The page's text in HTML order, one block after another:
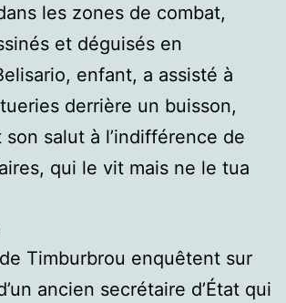
les zones de combat,
et déguisés en
enfant, a assisté à
derrière un buisson,
salut à l’indifférence de
qui le vit mais ne le tua
Timburbrou enquêtent sur
ancien secrétaire d’État qui